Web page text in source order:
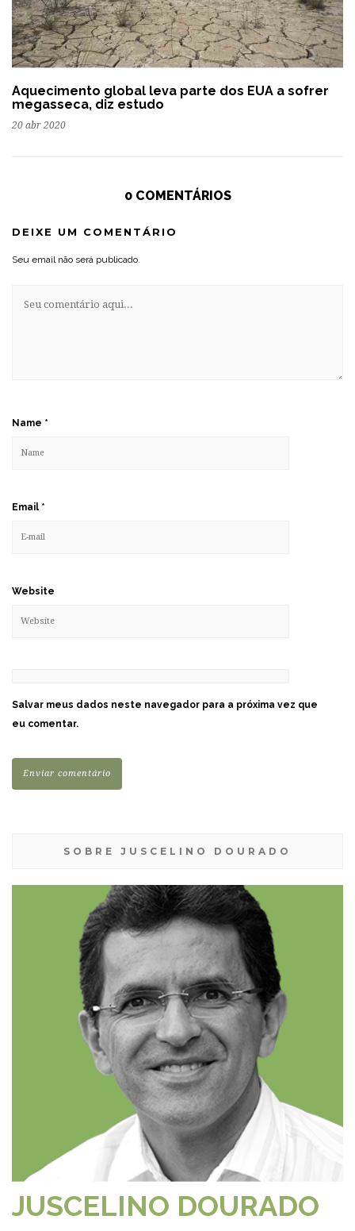
Aquecimento global leva parte dos EUA a sofrer
megasseca, diz estudo
20 abr 2020
0 COMENTÁRIOS
DEIXE UM COMENTÁRIO
Seu email não será publicado.
Name *
Email *
Website
Salvar meus dados neste navegador para a próxima vez que
eu comentar.
SOBRE JUSCELINO DOURADO
JUSCELINO DOURADO